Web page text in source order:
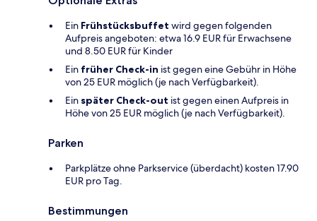
Ein Frühstücksbuffet wird gegen folgenden
Aufpreis angeboten: etwa 16.9 EUR für Erwachsene
und 8.50 EUR für Kinder
Ein früher Check-in ist gegen eine Gebühr in Höhe
von 25 EUR möglich (je nach Verfügbarkeit).
Ein später Check-out ist gegen einen Aufpreis in
Höhe von 25 EUR möglich (je nach Verfügbarkeit).
Parken
Parkplätze ohne Parkservice (überdacht) kosten 17.90
EUR pro Tag.
Bestimmungen